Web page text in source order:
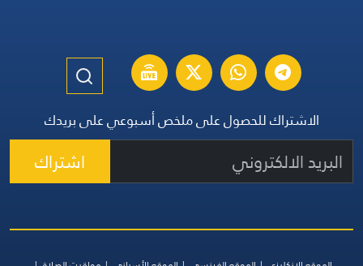
الاشتراك للحصول على ملخص أسبوعي على بريدك
اشتراك